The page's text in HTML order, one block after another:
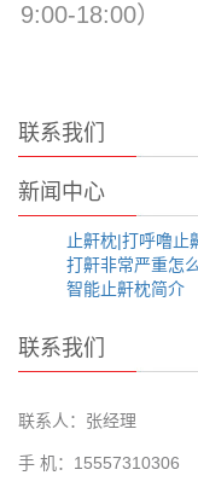
9:00-18:00）
联系我们
新闻中心
止鼾枕|打呼噜止
打鼾非常严重怎
智能止鼾枕简介
联系我们
联系人：张经理
手 机：15557310306